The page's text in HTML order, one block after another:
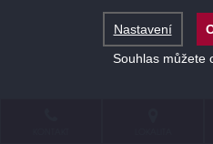
Nastavení
Souhlas můžete